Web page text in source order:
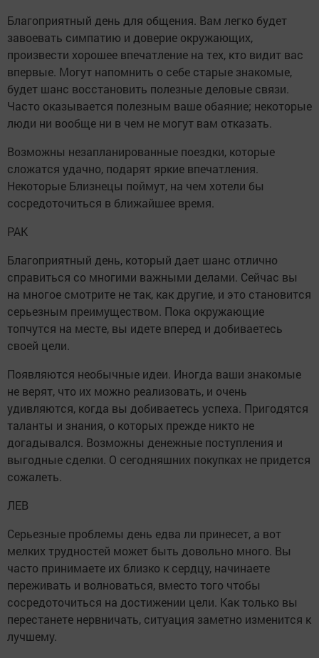
Благоприятный день для общения. Вам легко будет
завоевать симпатию и доверие окружающих,
произвести хорошее впечатление на тех, кто видит вас
впервые. Могут напомнить о себе старые знакомые,
будет шанс восстановить полезные деловые связи.
Часто оказывается полезным ваше обаяние; некоторые
люди ни вообще ни в чем не могут вам отказать.
Возможны незапланированные поездки, которые
сложатся удачно, подарят яркие впечатления.
Некоторые Близнецы поймут, на чем хотели бы
сосредоточиться в ближайшее время.
РАК
Благоприятный день, который дает шанс отлично
справиться со многими важными делами. Сейчас вы
на многое смотрите не так, как другие, и это становится
серьезным преимуществом. Пока окружающие
топчутся на месте, вы идете вперед и добиваетесь
своей цели.
Появляются необычные идеи. Иногда ваши знакомые
не верят, что их можно реализовать, и очень
удивляются, когда вы добиваетесь успеха. Пригодятся
таланты и знания, о которых прежде никто не
догадывался. Возможны денежные поступления и
выгодные сделки. О сегодняшних покупках не придется
сожалеть.
ЛЕВ
Серьезные проблемы день едва ли принесет, а вот
мелких трудностей может быть довольно много. Вы
часто принимаете их близко к сердцу, начинаете
переживать и волноваться, вместо того чтобы
сосредоточиться на достижении цели. Как только вы
перестанете нервничать, ситуация заметно изменится к
лучшему.